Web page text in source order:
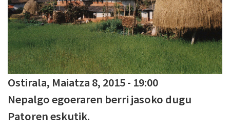
Ostirala, Maiatza 8, 2015 - 19:00
Nepalgo egoeraren berri jasoko dugu
Patoren eskutik.